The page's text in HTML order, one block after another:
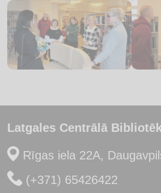
Latgales Centrālā
Rīgas iela 22A,
(+371) 65426422